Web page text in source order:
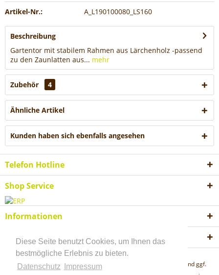
Diese Seite benutzt Cookies, um Ihnen das
bestmögliche Erlebnis zu bieten.
Datenschutz
Impressum
Artikel-Nr.: A_L190100080_LS160
Beschreibung
Gartentor mit stabilem Rahmen aus Lärchenholz -passend
zu den Zaunlatten aus... mehr
Zubehör 4
Ähnliche Artikel
Kunden haben sich ebenfalls angesehen
Telefon Hotline
Shop Service
Informationen
Akzeptierte Zahlungsweisen
* Alle Preise inkl. gesetzl. Mehrwertsteuer zzgl.
und ggf.